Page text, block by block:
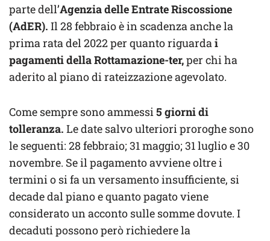
parte dell’Agenzia delle Entrate Riscossione
(AdER). Il 28 febbraio è in scadenza anche la
prima rata del 2022 per quanto riguardai
pagamenti della Rottamazione-ter,per chi ha
aderito al piano di rateizzazione agevolato.
Come sempre sono ammessi5 giorni di
tolleranza. Le date salvo ulteriori proroghe sono
le seguenti: 28 febbraio; 31 maggio; 31 luglio e 30
novembre. Se il pagamento avviene oltre i
termini o si fa un versamento insufficiente, si
decade dal piano e quanto pagato viene
considerato un acconto sulle somme dovute. I
decaduti possono però richiedere la